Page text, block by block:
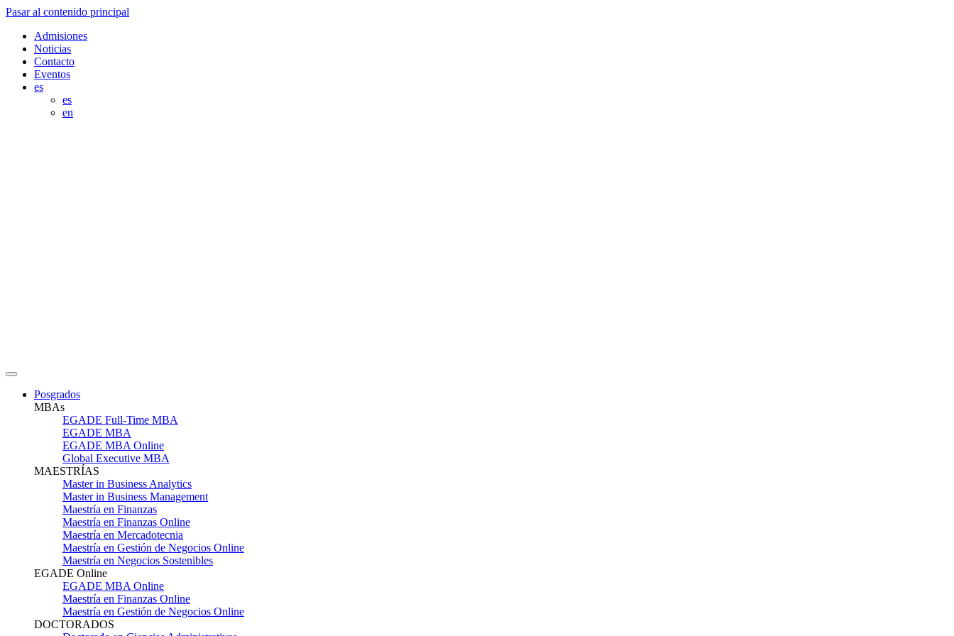
Pasar al contenido principal
Admisiones
Noticias
Contacto
Eventos
es
es
en
Posgrados
MBAs
EGADE Full-Time MBA
EGADE MBA
EGADE MBA Online
Global Executive MBA
MAESTRÍAS
Master in Business Analytics
Master in Business Management
Maestría en Finanzas
Maestría en Finanzas Online
Maestría en Mercadotecnia
Maestría en Gestión de Negocios Online
Maestría en Negocios Sostenibles
EGADE Online
EGADE MBA Online
Maestría en Finanzas Online
Maestría en Gestión de Negocios Online
DOCTORADOS